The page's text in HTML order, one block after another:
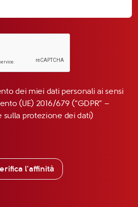
dei miei dati personali ai sensi
(UE) 2016/679 (“GDPR” –
protezione dei dati)
l'affinità